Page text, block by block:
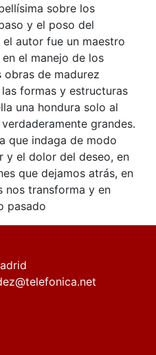
sobre los
y el poso del
autor fue un maestro
el manejo de los
obras de madurez
formas y estructuras
una hondura solo al
grandes.
que indaga de modo
y el dolor del deseo, en
que dejamos atrás, en
nos transforma y en
pasado